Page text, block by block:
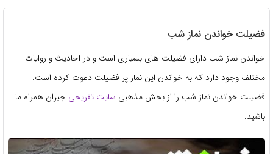
فضیلت خواندن نماز شب
خواندن نماز شب دارای فضیلت های بسیاری است و در احادیث و روایات
مختلف وجود دارد که به خواندن این نماز پر فضیلت دعوت کرده است.
فضیلت خواندن نماز شب را از بخش مذهبی سایت تفریحی جیران همراه ما
باشید.